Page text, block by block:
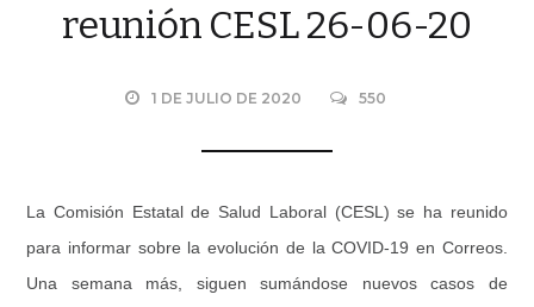
reunión CESL 26-06-20
1 DE JULIO DE 2020 550
La Comisión Estatal de Salud Laboral (CESL) se ha reunido
para informar sobre la evolución de la COVID-19 en Correos.
Una semana más, siguen sumándose nuevos casos de